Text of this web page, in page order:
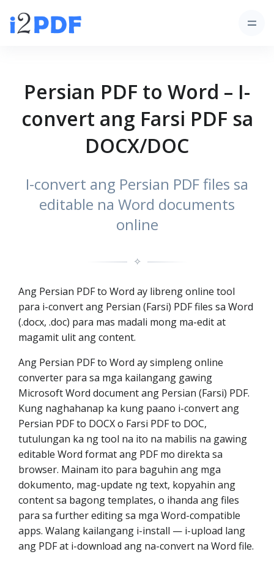
Persian PDF to Word – I-
convert ang Farsi PDF sa
DOCX/DOC
I-convert ang Persian PDF files sa
editable na Word documents
online
✧
Ang Persian PDF to Word ay libreng online tool
para i-convert ang Persian (Farsi) PDF files sa Word
(.docx, .doc) para mas madali mong ma-edit at
magamit ulit ang content.
Ang Persian PDF to Word ay simpleng online
converter para sa mga kailangang gawing
Microsoft Word document ang Persian (Farsi) PDF.
Kung naghahanap ka kung paano i-convert ang
Persian PDF to DOCX o Farsi PDF to DOC,
tutulungan ka ng tool na ito na mabilis na gawing
editable Word format ang PDF mo direkta sa
browser. Mainam ito para baguhin ang mga
dokumento, mag-update ng text, kopyahin ang
content sa bagong templates, o ihanda ang files
para sa further editing sa mga Word-compatible
apps. Walang kailangang i-install — i-upload lang
ang PDF at i-download ang na-convert na Word file.